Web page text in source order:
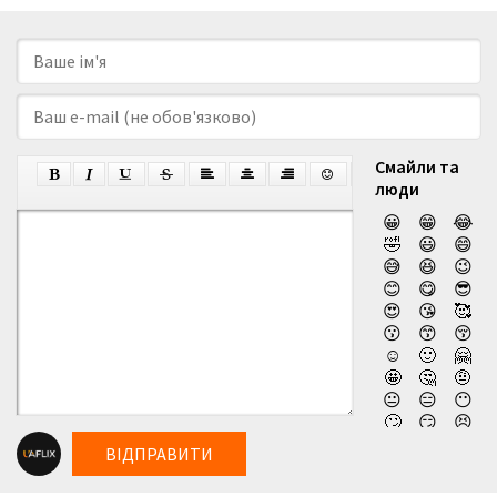
Смайли та
люди
😀
😁
😂
🤣
😃
😄
😅
😆
😉
😊
😋
😎
😍
😘
🥰
😗
😙
😚
☺️
🙂
🤗
🤩
🤔
🤨
😐
😑
😶
🙄
😏
😣
ВІДПРАВИТИ